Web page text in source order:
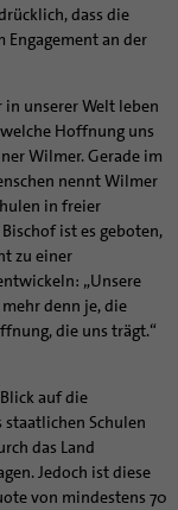
dass die
Engagement an der
in unserer Welt leben
Hoffnung uns
Wilmer. Gerade im
nennt Wilmer
in freier
ist es geboten,
zu einer
„Unsere
denn je, die
die uns trägt.“
auf die
staatlichen Schulen
das Land
Jedoch ist diese
von mindestens 70